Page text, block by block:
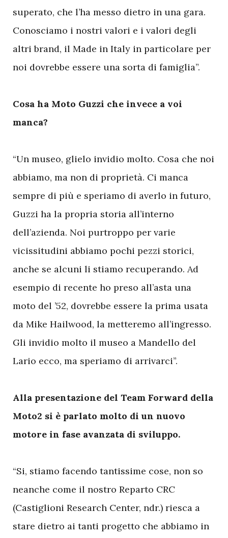
superato, che l’ha messo dietro in una gara.
Conosciamo i nostri valori e i valori degli
altri brand, il Made in Italy in particolare per
noi dovrebbe essere una sorta di famiglia”.
Cosa ha Moto Guzzi che invece a voi
manca?
“Un museo, glielo invidio molto. Cosa che noi
abbiamo, ma non di proprietà. Ci manca
sempre di più e speriamo di averlo in futuro,
Guzzi ha la propria storia all’interno
dell’azienda. Noi purtroppo per varie
vicissitudini abbiamo pochi pezzi storici,
anche se alcuni li stiamo recuperando. Ad
esempio di recente ho preso all’asta una
moto del ’52, dovrebbe essere la prima usata
da Mike Hailwood, la metteremo all’ingresso.
Gli invidio molto il museo a Mandello del
Lario ecco, ma speriamo di arrivarci”.
Alla presentazione del Team Forward della
Moto2 si è parlato molto di un nuovo
motore in fase avanzata di sviluppo.
“Si, stiamo facendo tantissime cose, non so
neanche come il nostro Reparto CRC
(Castiglioni Research Center, ndr.) riesca a
stare dietro ai tanti progetto che abbiamo in